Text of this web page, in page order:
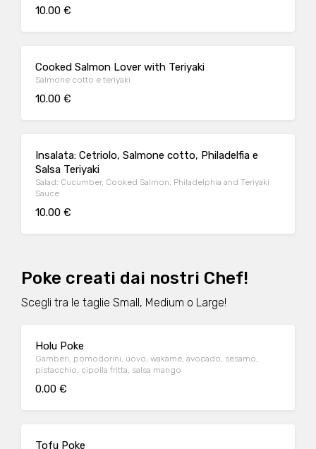
10.00 €
Cooked Salmon Lover with Teriyaki
Salmone cotto e teriyaki
10.00 €
Insalata: Cetriolo, Salmone cotto, Philadelfia e
Salsa Teriyaki
Salad: Cucumber, Cooked Salmon, Philadelphia and Teriyaki
Sauce
10.00 €
Poke creati dai nostri Chef!
Scegli tra le taglie Small, Medium o Large!
Holu Poke
Gamberi, pomodorini, uovo, wakame, avocado, sesamo,
pistacchio, cipolla fritta, salsa mango
0.00 €
Tofu Poke